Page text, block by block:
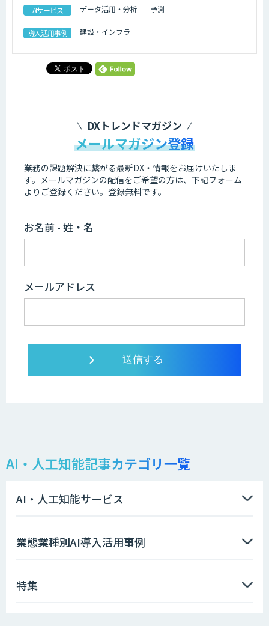
AIサービス データ活用・分析 予測
導入活用事例 建設・インフラ
DXトレンドマガジン
メールマガジン登録
業務の課題解決に繋がる最新DX・情報をお届けいたしま
す。 メールマガジンの配信をご希望の方は、下記フォーム
よりご登録ください。登録無料です。
お名前 - 姓・名
メールアドレス
AI・人工知能記事カテゴリ一覧
AI・人工知能サービス
業態業種別AI導入活用事例
特集